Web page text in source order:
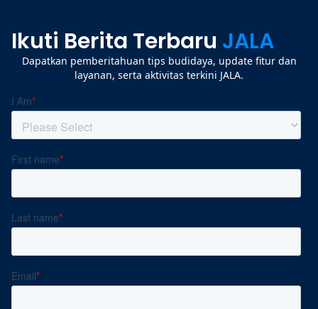
Ikuti Berita Terbaru JALA
Dapatkan pemberitahuan tips budidaya, update fitur dan
layanan, serta aktivitas terkini JALA.